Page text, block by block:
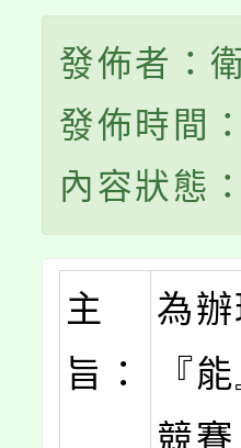
發佈者：
發佈時間
內容狀態
主
旨：
為
『
競